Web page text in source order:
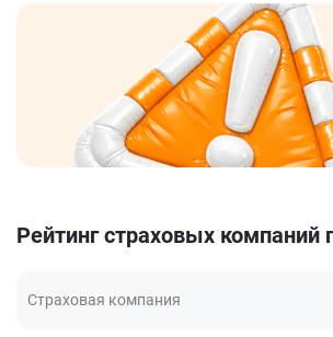
Рейтинг страховых компаний
Страховая компания